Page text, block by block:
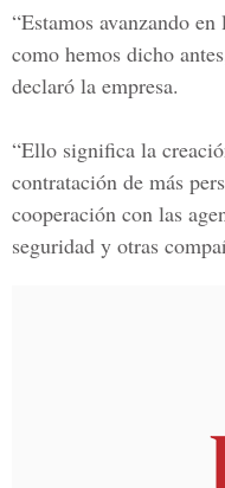
“Estamos avanzando
como hemos dicho
declaró la empresa.
“Ello significa la
contratación de más
cooperación con las
seguridad y otras